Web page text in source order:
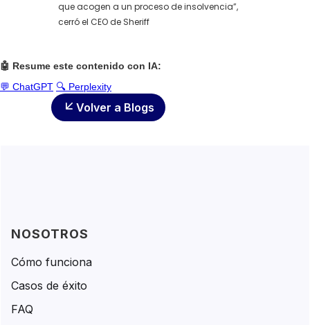
que acogen a un proceso de insolvencia”,
cerró el CEO de Sheriff
🤖 Resume este contenido con IA:
💬 ChatGPT 🔍 Perplexity
Volver a Blogs
NOSOTROS
Cómo funciona
Casos de éxito
FAQ